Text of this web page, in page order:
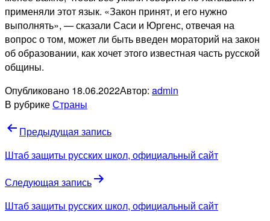
применяли этот язык. «Закон принят, и его нужно
выполнять», — сказали Саси и Юргенс, отвечая на
вопрос о том, может ли быть введен мораторий на закон
об образовании, как хочет этого известная часть русской
общины.
Опубликовано 18.06.2022Автор: admin
В рубрикеСтраны
Навигация
по
Предыдущая запись
Штаб защиты русских школ, официальный сайт
Следующая запись
Штаб защиты русских школ, официальный сайт